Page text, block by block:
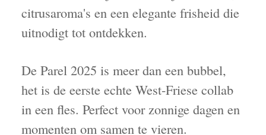
citrusaroma's en een elegante frisheid die
uitnodigt tot ontdekken.
De Parel 2025 is meer dan een bubbel,
het is de eerste echte West-Friese collab
in een fles. Perfect voor zonnige dagen en
momenten om samen te vieren.